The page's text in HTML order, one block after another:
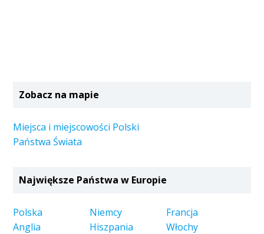
Zobacz na mapie
Miejsca i miejscowości Polski
Państwa Świata
Największe Państwa w Europie
Polska Niemcy
Francja
Anglia
Hiszpania Włochy